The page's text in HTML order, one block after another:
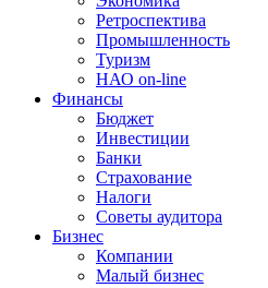
Ретроспектива
Промышленность
Туризм
НАО on-line
Финансы
Бюджет
Инвестиции
Банки
Страхование
Налоги
Советы аудитора
Бизнес
Компании
Малый бизнес